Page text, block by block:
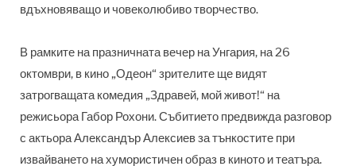
вдъхновяващо и човеколюбиво творчество.
В рамките на празничната вечер на Унгария, на 26
октомври, в кино „Одеон“ зрителите ще видят
затрогващата комедия „Здравей, мой живот!“ на
режисьора Габор Рохони. Събитието предвижда разговор
с актьора Александър Алексиев за тънкостите при
извайването на хумористичен образ в киното и театъра.